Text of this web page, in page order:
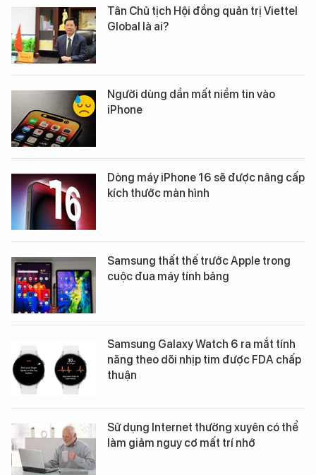
Tân Chủ tịch Hội đồng quản trị Viettel
Global là ai?
Người dùng dần mất niềm tin vào
iPhone
Dòng máy iPhone 16 sẽ được nâng cấp
kích thước màn hình
Samsung thất thế trước Apple trong
cuộc đua máy tính bảng
Samsung Galaxy Watch 6 ra mắt tính
năng theo dõi nhịp tim được FDA chấp
thuận
Sử dụng Internet thường xuyên có thể
làm giảm nguy cơ mất trí nhớ